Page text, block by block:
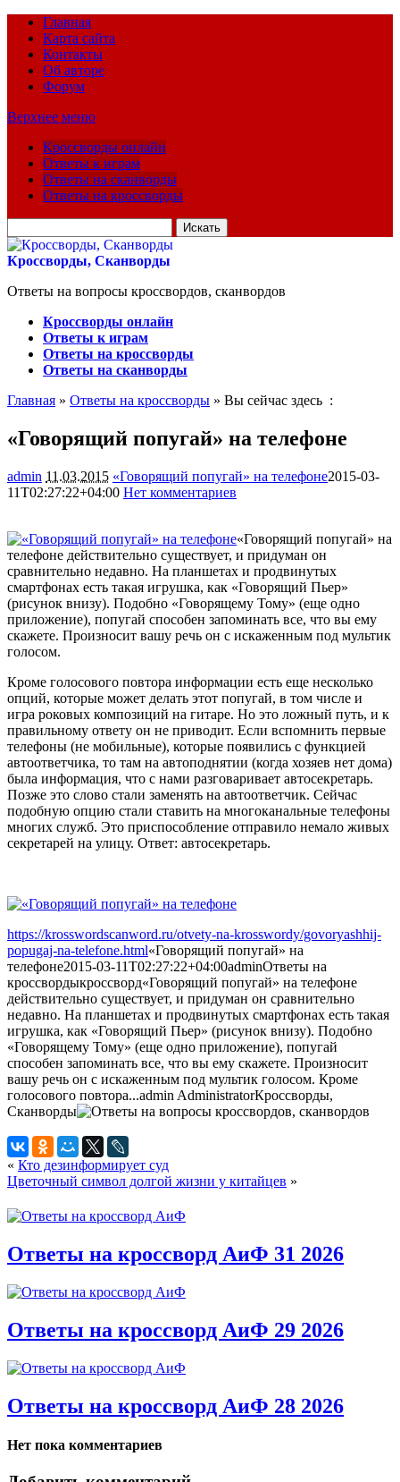
Главная
Карта сайта
Контакты
Об авторе
Форум
Верхнее меню
Кроссворды онлайн
Ответы к играм
Ответы на сканворды
Ответы на кроссворды
для:
Кроссворды, Сканворды
Ответы на вопросы кроссвордов, сканвордов
Кроссворды онлайн
Ответы к играм
Ответы на кроссворды
Ответы на сканворды
Главная » Ответы на кроссворды » Вы сейчас здесь :
«Говорящий попугай» на телефоне
admin 11.03.2015 «Говорящий попугай» на телефоне2015-03-
11T02:27:22+04:00 Нет комментариев
«Говорящий попугай» на
телефоне действительно существует, и придуман он
сравнительно недавно. На планшетах и продвинутых
смартфонах есть такая игрушка, как «Говорящий Пьер»
(рисунок внизу). Подобно «Говорящему Тому» (еще одно
приложение), попугай способен запоминать все, что вы ему
скажете. Произносит вашу речь он с искаженным под мультик
голосом.
Кроме голосового повтора информации есть еще несколько
опций, которые может делать этот попугай, в том числе и
игра роковых композиций на гитаре. Но это ложный путь, и к
правильному ответу он не приводит. Если вспомнить первые
телефоны (не мобильные), которые появились с функцией
автоответчика, то там на автоподнятии (когда хозяев нет дома)
была информация, что с нами разговаривает автосекретарь.
Позже это слово стали заменять на автоответчик. Сейчас
подобную опцию стали ставить на многоканальные телефоны
многих служб. Это приспособление отправило немало живых
секретарей на улицу. Ответ: автосекретарь.
https://krosswordscanword.ru/otvety-na-krosswordy/govoryashhij-
popugaj-na-telefone.html«Говорящий попугай» на
телефоне2015-03-11T02:27:22+04:00adminОтветы на
кроссвордыкроссворд«Говорящий попугай» на телефоне
действительно существует, и придуман он сравнительно
недавно. На планшетах и продвинутых смартфонах есть такая
игрушка, как «Говорящий Пьер» (рисунок внизу). Подобно
«Говорящему Тому» (еще одно приложение), попугай
способен запоминать все, что вы ему скажете. Произносит
вашу речь он с искаженным под мультик голосом. Кроме
голосового повтора...admin AdministratorКроссворды,
Сканворды
« Кто дезинформирует суд
Цветочный символ долгой жизни у китайцев »
Ответы на кроссворд АиФ 31 2026
Ответы на кроссворд АиФ 29 2026
Ответы на кроссворд АиФ 28 2026
Нет пока комментариев